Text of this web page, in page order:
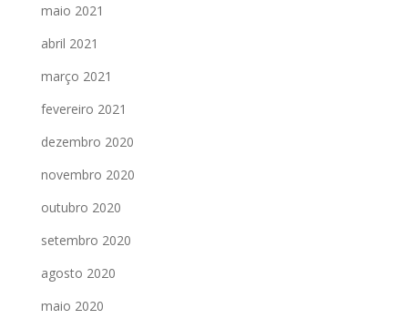
maio 2021
abril 2021
março 2021
fevereiro 2021
dezembro 2020
novembro 2020
outubro 2020
setembro 2020
agosto 2020
maio 2020